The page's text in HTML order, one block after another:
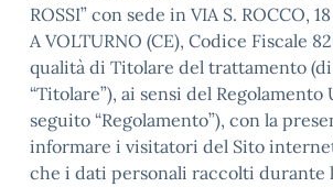
ROSSI” con sede in VIA S. ROCCO,
A VOLTURNO (CE), Codice Fiscale
qualità di Titolare del trattamento
“Titolare”), ai sensi del Regolamento
seguito “Regolamento”), con la
informare i visitatori del Sito
che i dati personali raccolti durante